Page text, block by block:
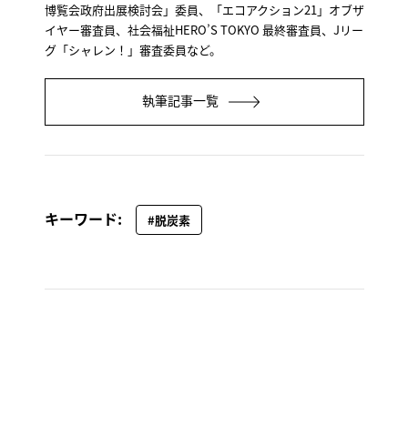
博覧会政府出展検討会」委員、「エコアクション21」オブザ
イヤー審査員、社会福祉HERO’S TOKYO 最終審査員、Jリー
グ「シャレン！」審査委員など。
執筆記事一覧
キーワード: #脱炭素